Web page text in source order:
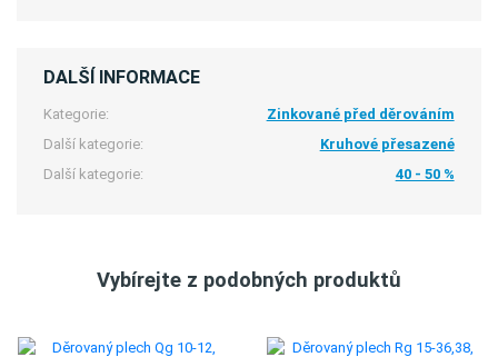
DALŠÍ INFORMACE
Kategorie:
Zinkované před děrováním
Další kategorie:
Kruhové přesazené
Další kategorie:
40 - 50 %
Vybírejte z podobných produktů